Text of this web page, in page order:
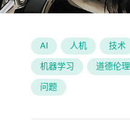
AI 人机
技术
机器学习
道德伦理
问题